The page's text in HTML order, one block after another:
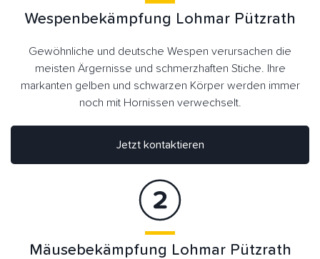
Wespenbekämpfung Lohmar Pützrath
Gewöhnliche und deutsche Wespen verursachen die
meisten Ärgernisse und schmerzhaften Stiche. Ihre
markanten gelben und schwarzen Körper werden immer
noch mit Hornissen verwechselt.
Jetzt kontaktieren
Mäusebekämpfung Lohmar Pützrath